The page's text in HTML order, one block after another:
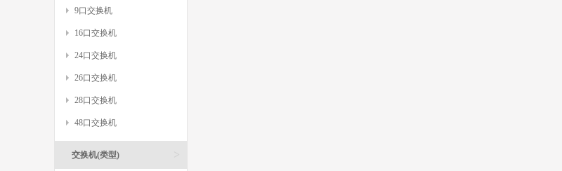
9口交换机
16口交换机
24口交换机
26口交换机
28口交换机
48口交换机
交换机(类型)